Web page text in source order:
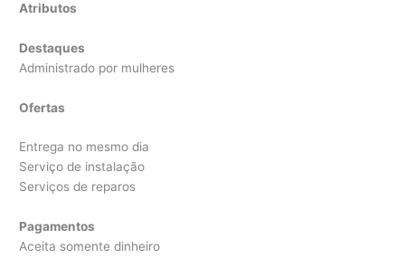
Atributos
Destaques
Administrado por mulheres
Ofertas
Entrega no mesmo dia
Serviço de instalação
Serviços de reparos
Pagamentos
Aceita somente dinheiro